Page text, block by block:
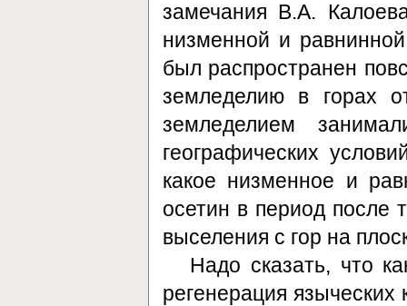
замечания В.А.
низменной и
был распространен
земледелию в горах
земледелием
географических
какое низменное и
осетин в период после
выселения с гор на
Надо сказать, что
регенерация языческих